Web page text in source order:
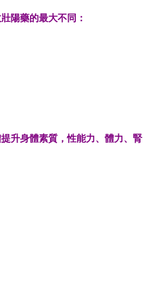
陽藥的最大不同：
升身體素質，性能力、體力、腎